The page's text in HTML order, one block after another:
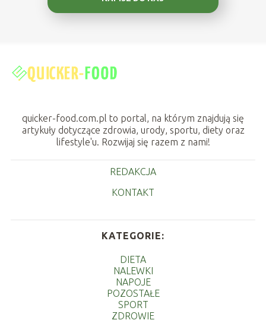
quicker-food.com.pl to portal, na którym znajdują się
artykuły dotyczące zdrowia, urody, sportu, diety oraz
lifestyle'u. Rozwijaj się razem z nami!
REDAKCJA
KONTAKT
KATEGORIE:
DIETA
NALEWKI
NAPOJE
POZOSTAŁE
SPORT
ZDROWIE